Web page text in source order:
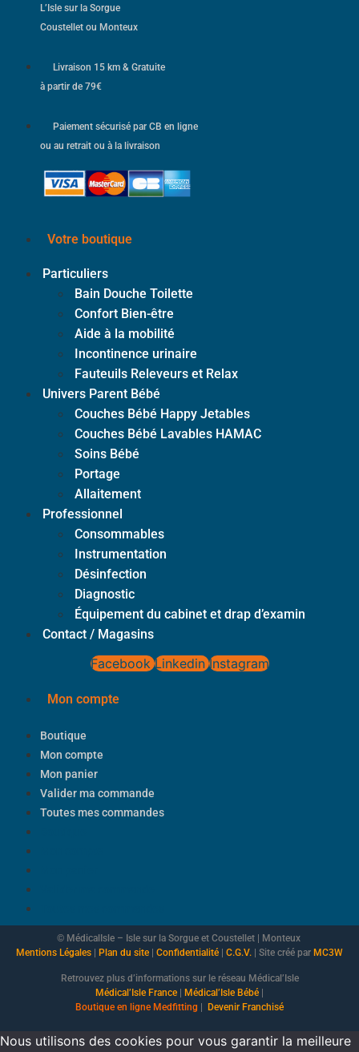
L’Isle sur la Sorgue
Coustellet ou Monteux
Livraison 15 km & Gratuite
à partir de 79€
Paiement sécurisé par CB en ligne
ou au retrait ou à la livraison
Votre boutique
Particuliers
Bain Douche Toilette
Confort Bien-être
Aide à la mobilité
Incontinence urinaire
Fauteuils Releveurs et Relax
Univers Parent Bébé
Couches Bébé Happy Jetables
Couches Bébé Lavables HAMAC
Soins Bébé
Portage
Allaitement
Professionnel
Consommables
Instrumentation
Désinfection
Diagnostic
Équipement du cabinet et drap d’examin
Contact / Magasins
Facebook Linkedin Instagram
Mon compte
Boutique
Mon compte
Mon panier
Valider ma commande
Toutes mes commandes
© MédicalIsle – Isle sur la Sorgue et Coustellet | Monteux
Mentions Légales | Plan du site | Confidentialité | C.G.V. | Site créé par MC3W
Retrouvez plus d’informations sur le réseau Médical’Isle
Médical’Isle France
Médical’Isle Bébé
Boutique en ligne Medfitting Devenir Franchisé
Nous utilisons des cookies pour vous garantir la meilleure